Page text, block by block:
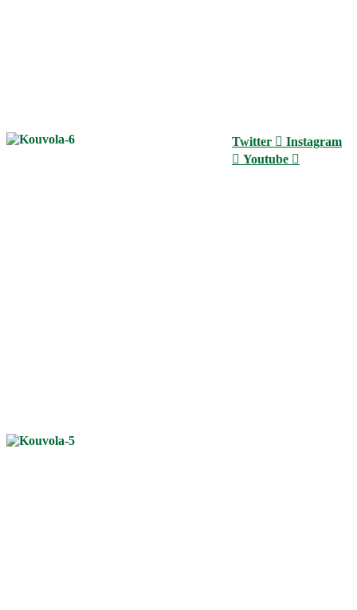
Twitter
Instagram
Youtube